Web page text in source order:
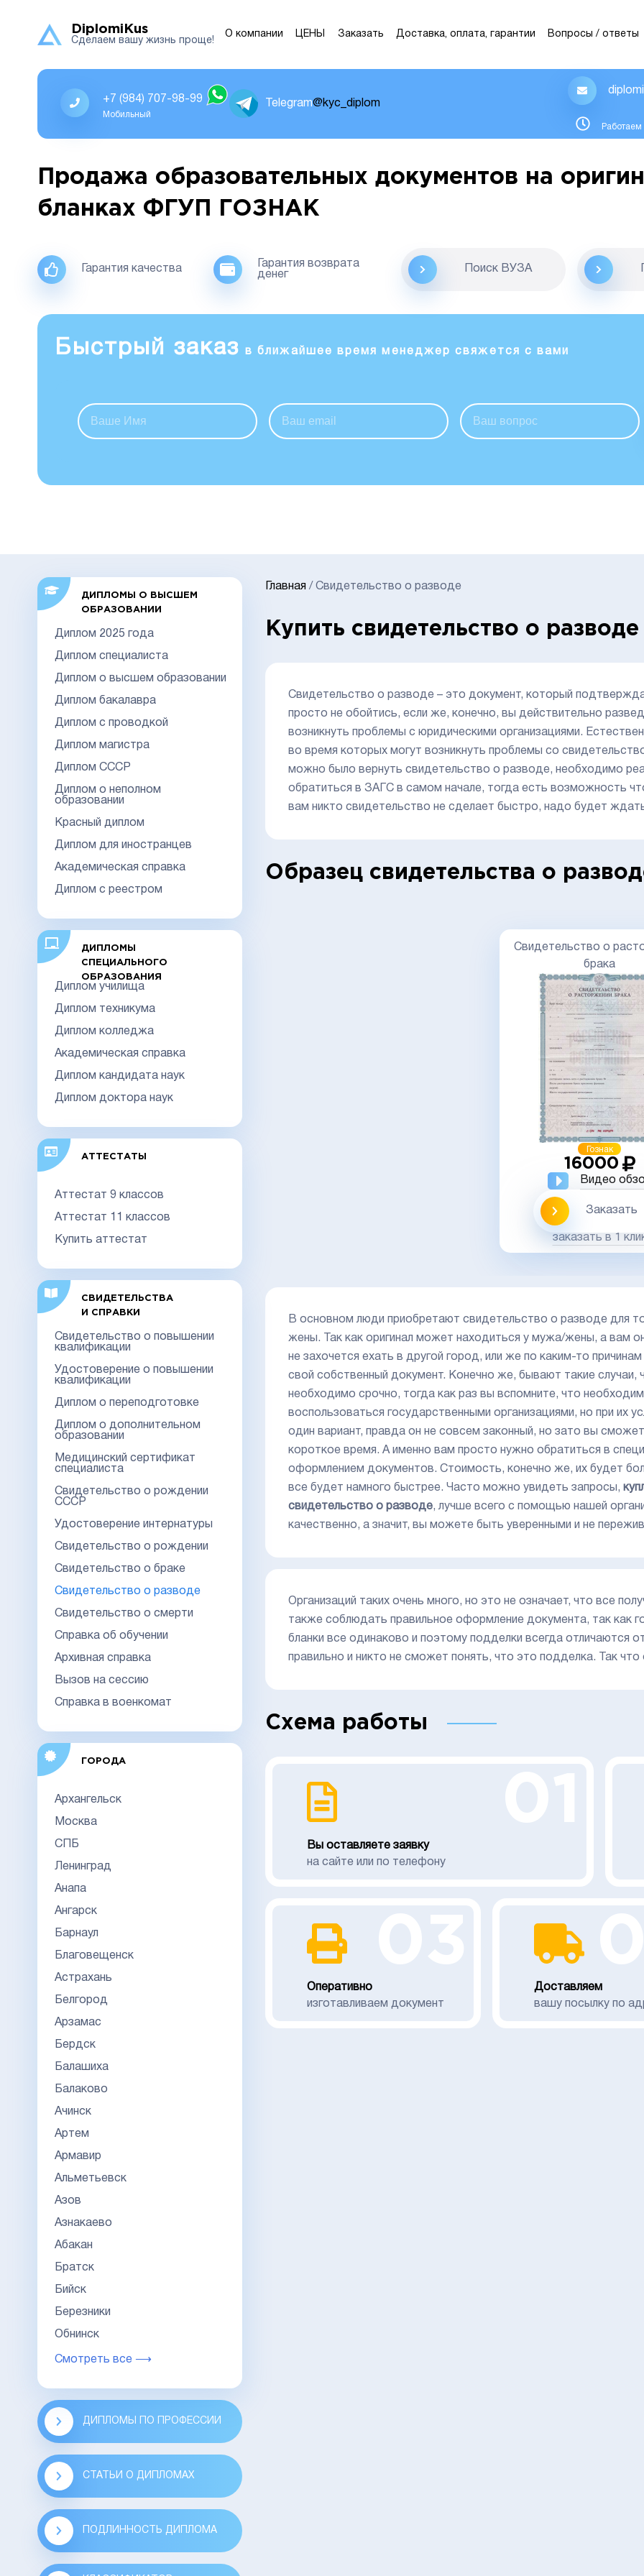
DiplomiKus
Сделаем вашу жизнь проще!
О компании ЦЕНЫ Заказать Доставка, оплата, гарантии Вопросы / ответы
+7 (984) 707-98-99
Мобильный
Telegram@kyc_diplom
Продажа образовательных документов на
бланках ФГУП ГОЗНАК
Гарантия качества
Гарантия возврата
денег
Поиск ВУЗА
Быстрый заказ в ближайшее время менеджер свяжется с вами
ДИПЛОМЫ О ВЫСШЕМ
ОБРАЗОВАНИИ
Диплом 2025 года
Диплом специалиста
Диплом о высшем образовании
Диплом бакалавра
Диплом с проводкой
Диплом магистра
Диплом СССР
Диплом о неполном
образовании
Красный диплом
Диплом для иностранцев
Академическая справка
Диплом с реестром
ДИПЛОМЫ
СПЕЦИАЛЬНОГО
ОБРАЗОВАНИЯ
Диплом училища
Диплом техникума
Диплом колледжа
Академическая справка
Диплом кандидата наук
Диплом доктора наук
АТТЕСТАТЫ
Аттестат 9 классов
Аттестат 11 классов
Купить аттестат
СВИДЕТЕЛЬСТВА
И СПРАВКИ
Свидетельство о повышении
квалификации
Удостоверение о повышении
квалификации
Диплом о переподготовке
Диплом о дополнительном
образовании
Медицинский сертификат
специалиста
Свидетельство о рождении
СССР
Удостоверение интернатуры
Свидетельство о рождении
Свидетельство о браке
Свидетельство о разводе
Свидетельство о смерти
Справка об обучении
Архивная справка
Вызов на сессию
Справка в военкомат
ГОРОДА
Архангельск
Москва
СПБ
Ленинград
Анапа
Ангарск
Барнаул
Благовещенск
Астрахань
Белгород
Арзамас
Бердск
Балашиха
Балаково
Ачинск
Артем
Армавир
Альметьевск
Азов
Азнакаево
Абакан
Братск
Бийск
Березники
Обнинск
Смотреть все ⟶
ДИПЛОМЫ ПО ПРОФЕССИИ
СТАТЬИ О ДИПЛОМАХ
ПОДЛИННОСТЬ ДИПЛОМА
Главная /Свидетельство о разводе
Купить свидетельство о разводе
Свидетельство о разводе – это документ, который
просто не обойтись, если же, конечно, вы действительно
возникнуть проблемы с юридическими организациями.
во время которых могут возникнуть проблемы со
можно было вернуть свидетельство о разводе, необходимо
обратиться в ЗАГС в самом начале, тогда есть возможность
вам никто свидетельство не сделает быстро, надо будет
Образец свидетельства о
Свидетельство о
брака
Гознак
16000
Видео
Заказать
заказать в 1
В основном люди приобретают свидетельство о разводе для
жены. Так как оригинал может находиться у мужа/жены, а вам
не захочется ехать в другой город, или же по каким-то
свой собственный документ. Конечно же, бывают такие
необходимо срочно, тогда как раз вы вспомните, что
воспользоваться государственными организациями, но при их
один вариант, правда он не совсем законный, но зато вы
короткое время. А именно вам просто нужно обратиться в
оформлением документов. Стоимость, конечно же, их будет
все будет намного быстрее. Часто можно увидеть запросы,
свидетельство о разводе, лучше всего с помощью нашей
качественно, а значит, вы можете быть уверенными и не
Организаций таких очень много, но это не означает, что все
также соблюдать правильное оформление документа, так как
бланки все одинаково и поэтому подделки всегда отличаются
правильно и никто не сможет понять, что это подделка. Так
Схема работы
Вы оставляете заявку
на сайте или по телефону
Оперативно
изготавливаем документ
Доставляем
вашу посылку по